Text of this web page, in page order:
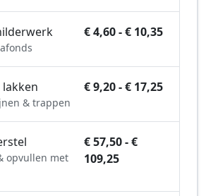
€ 4,60 - € 10,35
& trappen
€ 9,20 - € 17,25
opvullen met
€ 57,50 - €
109,25